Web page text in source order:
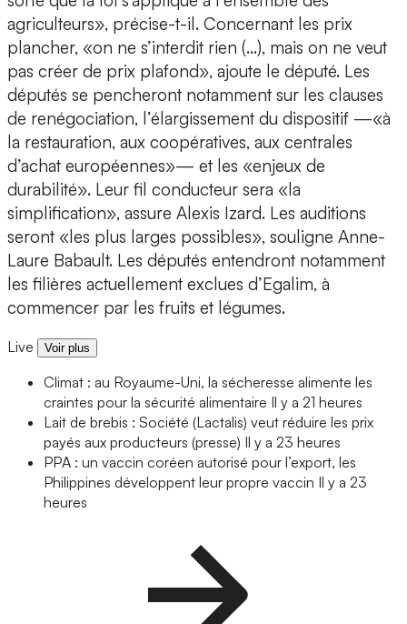
agriculteurs», précise-t-il. Concernant les prix
plancher, «on ne s’interdit rien (…), mais on ne veut
pas créer de prix plafond», ajoute le député. Les
députés se pencheront notamment sur les clauses
de renégociation, l’élargissement du dispositif —«à
la restauration, aux coopératives, aux centrales
d’achat européennes»— et les «enjeux de
durabilité». Leur fil conducteur sera «la
simplification», assure Alexis Izard. Les auditions
seront «les plus larges possibles», souligne Anne-
Laure Babault. Les députés entendront notamment
les filières actuellement exclues d’Egalim, à
commencer par les fruits et légumes.
Live Voir plus
Climat : au Royaume-Uni, la sécheresse alimente les
craintes pour la sécurité alimentaire Il y a 21 heures
Lait de brebis : Société (Lactalis) veut réduire les prix
payés aux producteurs (presse) Il y a 23 heures
PPA : un vaccin coréen autorisé pour l’export, les
Philippines développent leur propre vaccin Il y a 23
heures